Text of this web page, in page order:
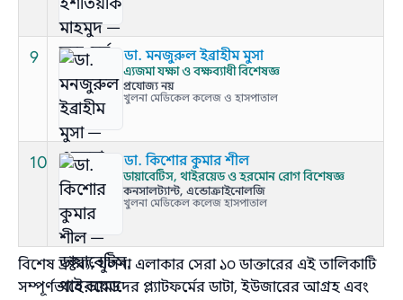
9 ডা. মনজুরুল ইব্রাহীম মুসা
এ্যজমা যক্ষা ও বক্ষব্যাধী বিশেষজ্ঞ
প্রযোজ্য নয়
খুলনা মেডিকেল কলেজ ও হাসপাতাল
10 ডা. কিশোর কুমার শীল
ডায়াবেটিস, থাইরয়েড ও হরমোন রোগ বিশেষজ্ঞ
কনসালট্যান্ট, এন্ডোক্রাইনোলজি
খুলনা মেডিকেল কলেজ হাসপাতাল
বিশেষ দ্রষ্টব্য: খুলনা এলাকার সেরা ১০ ডাক্তারের এই তালিকাটি
সম্পূর্ণভাবে আমাদের প্ল্যাটফর্মের ডাটা, ইউজারের আগ্রহ এবং